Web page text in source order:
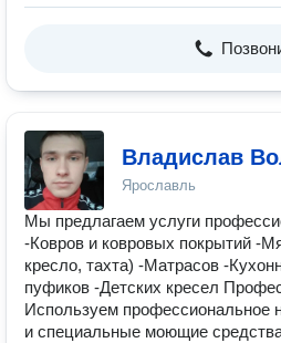
Владислав
Ярославль
Мы предлагаем услуги
-Ковров и ковровых покрытий -
кресло, тахта) -Матрасов -
пуфиков -Детских кресел
Используем профессиональное
и специальные моющие